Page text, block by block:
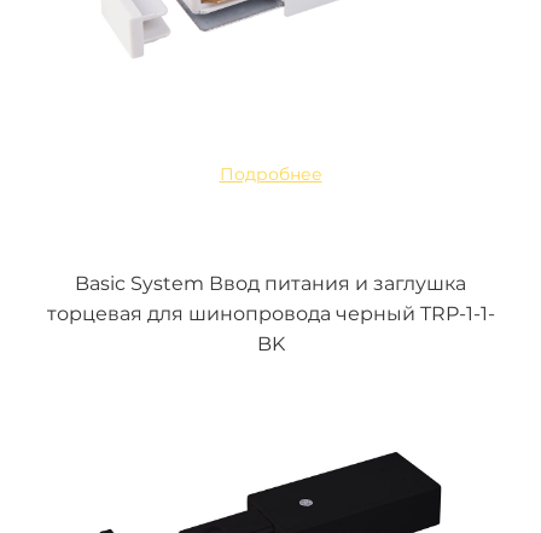
Подробнее
Basic System Ввод питания и заглушка
торцевая для шинопровода черный TRP-1-1-
BK